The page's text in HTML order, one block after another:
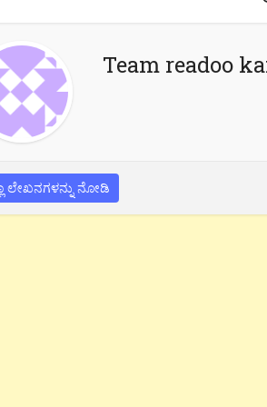
Team readoo
ಲೇಖನಗಳನ್ನು ನೋಡಿ